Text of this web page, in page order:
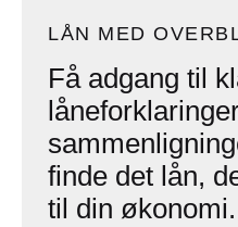
LÅN MED
Få adgang til
finde det lån,
til din økonomi.